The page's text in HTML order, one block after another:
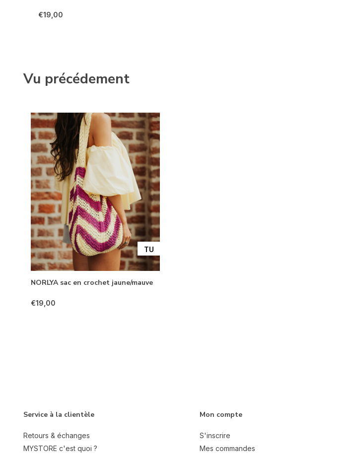
€19,00
Vu précédement
TU
NORLYA sac en crochet jaune/mauve
€19,00
Service à la clientèle
Retours & échanges
MYSTORE c'est quoi ?
Mon compte
S'inscrire
Mes commandes